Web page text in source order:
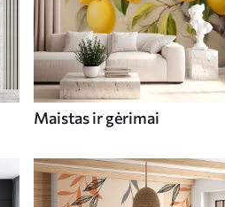
Maistas ir gėrimai